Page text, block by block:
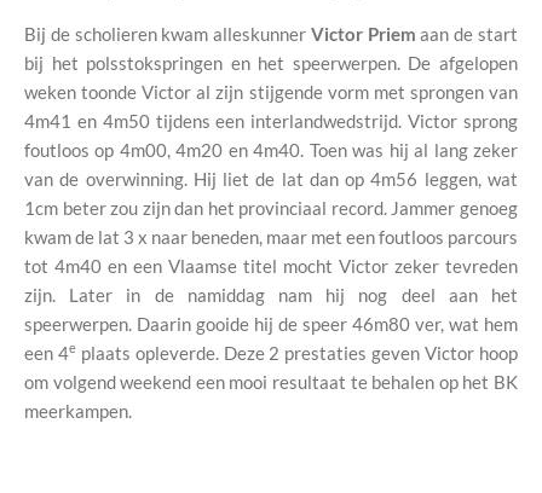
Bij de scholieren kwam alleskunner Victor Priem aan de start
bij het polsstokspringen en het speerwerpen. De afgelopen
weken toonde Victor al zijn stijgende vorm met sprongen van
4m41 en 4m50 tijdens een interlandwedstrijd. Victor sprong
foutloos op 4m00, 4m20 en 4m40. Toen was hij al lang zeker
van de overwinning. Hij liet de lat dan op 4m56 leggen, wat
1cm beter zou zijn dan het provinciaal record. Jammer genoeg
kwam de lat 3 x naar beneden, maar met een foutloos parcours
tot 4m40 en een Vlaamse titel mocht Victor zeker tevreden
zijn. Later in de namiddag nam hij nog deel aan het
speerwerpen. Daarin gooide hij de speer 46m80 ver, wat hem
een 4eplaats opleverde. Deze 2 prestaties geven Victor hoop
om volgend weekend een mooi resultaat te behalen op het BK
meerkampen.